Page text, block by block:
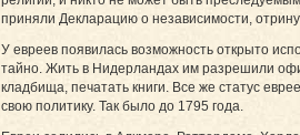
приняли Декларацию о независимости,
У евреев появилась возможность открыто
тайно. Жить в Нидерландах им разрешили
кладбища, печатать книги. Все же статус
свою политику. Так было до 1795 года.